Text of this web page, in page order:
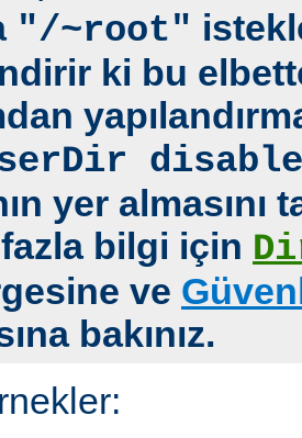
"/~root"
ki bu
yer
bilgi için
ve
bakınız.